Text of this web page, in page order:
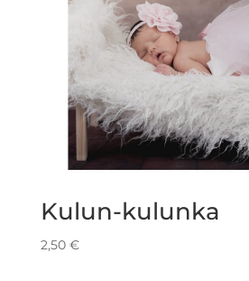
Kulun-kulunka
2,50 €